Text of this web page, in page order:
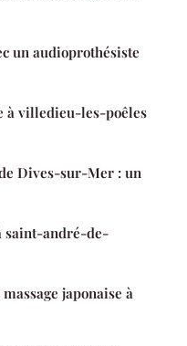
un audioprothésiste
à villedieu-les-poêles
Dives-sur-Mer : un
saint-andré-de-
japonaise à